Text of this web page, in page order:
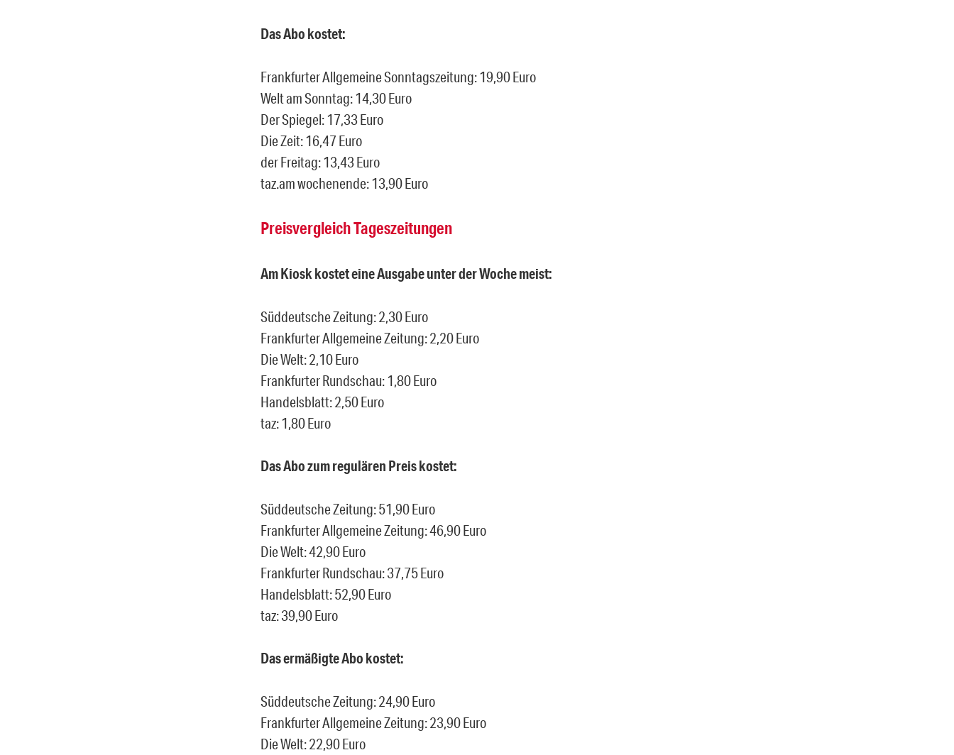
Das Abo kostet:
Frankfurter Allgemeine Sonntagszeitung: 19,90 Euro
Welt am Sonntag: 14,30 Euro
Der Spiegel: 17,33 Euro
Die Zeit: 16,47 Euro
der Freitag: 13,43 Euro
taz.am wochenende: 13,90 Euro
Preisvergleich Tageszeitungen
Am Kiosk kostet eine Ausgabe unter der Woche meist:
Süddeutsche Zeitung: 2,30 Euro
Frankfurter Allgemeine Zeitung: 2,20 Euro
Die Welt: 2,10 Euro
Frankfurter Rundschau: 1,80 Euro
Handelsblatt: 2,50 Euro
taz: 1,80 Euro
Das Abo zum regulären Preis kostet:
Süddeutsche Zeitung: 51,90 Euro
Frankfurter Allgemeine Zeitung: 46,90 Euro
Die Welt: 42,90 Euro
Frankfurter Rundschau: 37,75 Euro
Handelsblatt: 52,90 Euro
taz: 39,90 Euro
Das ermäßigte Abo kostet:
Süddeutsche Zeitung: 24,90 Euro
Frankfurter Allgemeine Zeitung: 23,90 Euro
Die Welt: 22,90 Euro